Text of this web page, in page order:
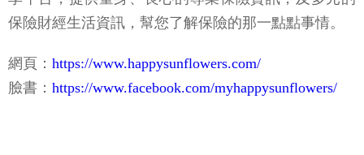
保險財經生活資訊，幫您了解保險的那一點點事情。
網頁： https://www.happysunflowers.com/
臉書： https://www.facebook.com/myhappysunflowers/